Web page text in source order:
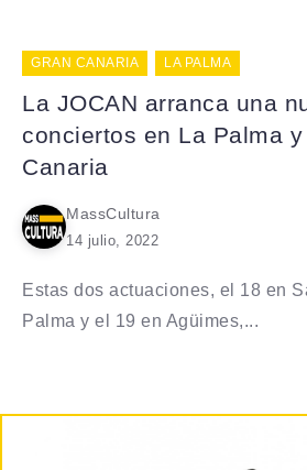
GRAN CANARIA LA PALMA
La JOCAN arranca una
conciertos en La Palma
Canaria
MassCultura
14 julio, 2022
Estas dos actuaciones, el 18 en
Palma y el 19 en Agüimes,...